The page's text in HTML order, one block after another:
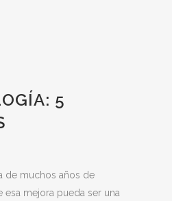
5
de muchos años de
esa mejora pueda ser una